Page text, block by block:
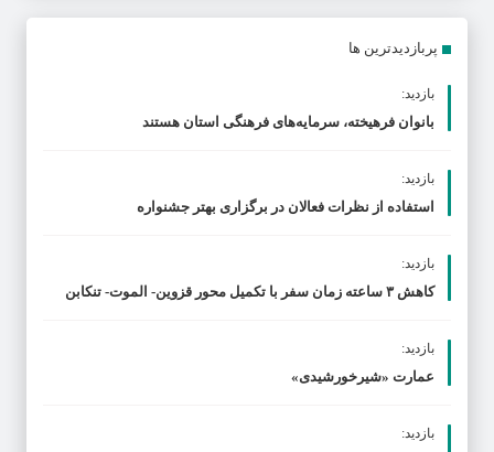
پربازدیدترین ها
بازدید:
بانوان فرهیخته، سرمایه‌های فرهنگی استان هستند
بازدید:
استفاده از نظرات فعالان در برگزاری بهتر جشنواره
بازدید:
کاهش ۳ ساعته زمان سفر با تکمیل محور قزوین- الموت- تنکابن
بازدید:
عمارت «شیرخورشیدی»
بازدید: